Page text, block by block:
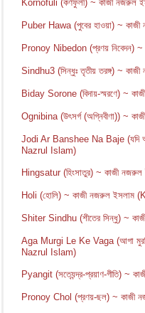
Kornofuli (কর্ণফুলী) ~ কাজী
Puber Hawa (পুবের হাওয়া) ~
Pronoy Nibedon (প্রণয় নিবেদন)
Sindhu3 (সিন্ধুঃ তৃতীয় তরঙ্গ) ~
Biday Sorone (বিদায়-স্মরণে) ~
Ognibina (উৎসর্গ (অগ্নিবীণা)) ~
Jodi Ar Banshee Na Baje (যদি
Nazrul Islam)
Hingsatur (হিংসাতুর) ~ কাজী
Holi (হোলি) ~ কাজী নজরুল ইসলাম
Shiter Sindhu (শীতের সিন্ধু) ~
Aga Murgi Le Ke Vaga (আগা
Nazrul Islam)
Pyangit (সত্যেন্দ্র-প্রয়াণ-গীতি)
Pronoy Chol (প্রণয়-ছল) ~ কাজী